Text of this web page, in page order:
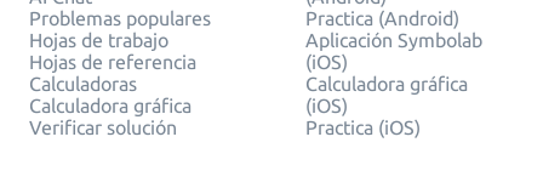
Problemas populares
Hojas de trabajo
Hojas de referencia
Calculadoras
Calculadora gráfica
Verificar solución
Practica (Android)
Aplicación Symbolab
(iOS)
Calculadora gráfica
(iOS)
Practica (iOS)